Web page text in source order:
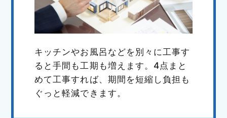
キッチンやお風呂などを別々に工事す
ると手間も工期も増えます。4点まと
めて工事すれば、期間を短縮し負担も
ぐっと軽減できます。